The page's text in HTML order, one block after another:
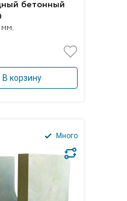
бетонный
В корзину
Много